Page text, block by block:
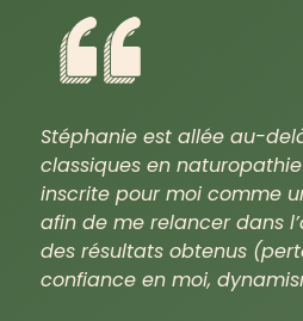
Stéphanie est allée au-
classiques en
inscrite pour moi comme
afin de me relancer dans
des résultats obtenus
confiance en moi,